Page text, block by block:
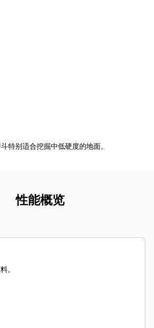
特别适合挖掘中低硬度的地面。
性能概览
。